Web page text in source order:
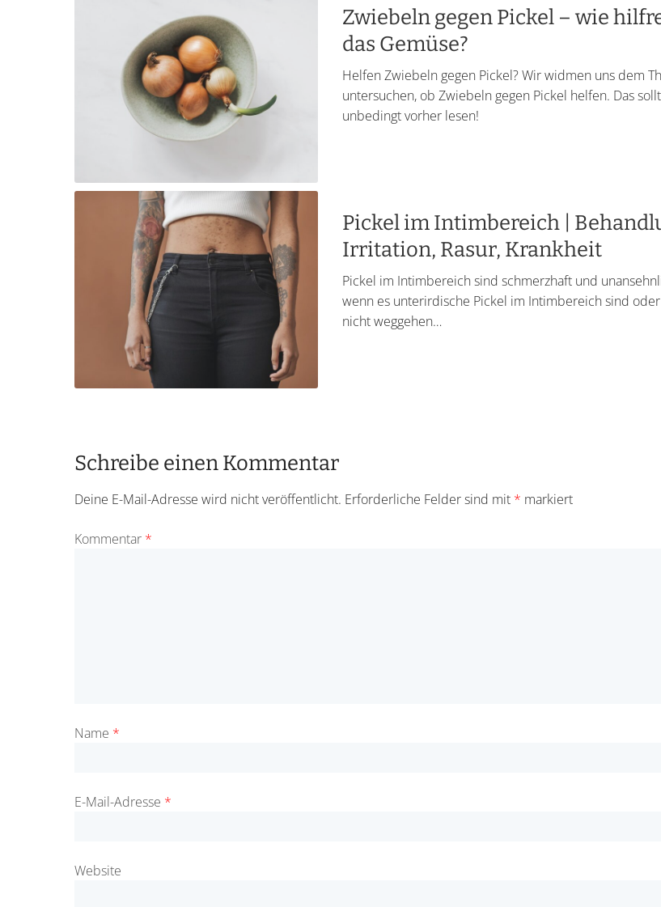
Zwiebeln gegen Pickel – wie
das Gemüse?
Helfen Zwiebeln gegen Pickel? Wir widmen uns dem
untersuchen, ob Zwiebeln gegen Pickel helfen. Das
unbedingt vorher lesen!
Pickel im Intimbereich |
Irritation, Rasur, Krankheit
Pickel im Intimbereich sind schmerzhaft und
wenn es unterirdische Pickel im Intimbereich sind
nicht weggehen…
Schreibe einen Kommentar
Deine E-Mail-Adresse wird nicht veröffentlicht. Erforderliche Felder sind mit * markiert
Kommentar *
Name *
E-Mail-Adresse *
Website